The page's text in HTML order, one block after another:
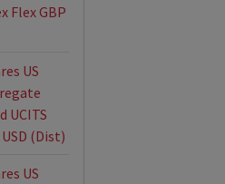
Flex GBP
US
UCITS
(Dist)
US